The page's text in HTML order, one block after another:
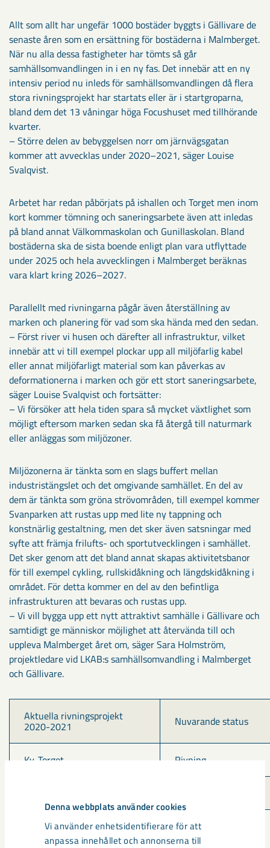
Denna webbplats använder cookies
Vi använder enhetsidentifierare för att
anpassa innehållet och annonserna till
Allt som allt har ungefär 1000 bostäder byggts i Gällivare de
senaste åren som en ersättning för bostäderna i Malmberget.
När nu alla dessa fastigheter har tömts så går
samhällsomvandlingen in i en ny fas. Det innebär att en ny
intensiv period nu inleds för samhällsomvandlingen då flera
stora rivningsprojekt har startats eller är i startgroparna,
bland dem det 13 våningar höga Focushuset med tillhörande
kvarter.
– Större delen av bebyggelsen norr om järnvägsgatan
kommer att avvecklas under 2020–2021, säger Louise
Svalqvist.
Arbetet har redan påbörjats på ishallen och Torget men inom
kort kommer tömning och saneringsarbete även att inledas
på bland annat Välkommaskolan och Gunillaskolan. Bland
bostäderna ska de sista boende enligt plan vara utflyttade
under 2025 och hela avvecklingen i Malmberget beräknas
vara klart kring 2026–2027.
Parallellt med rivningarna pågår även återställning av
marken och planering för vad som ska hända med den sedan.
– Först river vi husen och därefter all infrastruktur, vilket
innebär att vi till exempel plockar upp all miljöfarlig kabel
eller annat miljöfarligt material som kan påverkas av
deformationerna i marken och gör ett stort saneringsarbete,
säger Louise Svalqvist och fortsätter:
– Vi försöker att hela tiden spara så mycket växtlighet som
möjligt eftersom marken sedan ska få återgå till naturmark
eller anläggas som miljözoner.
Miljözonerna är tänkta som en slags buffert mellan
industristängslet och det omgivande samhället. En del av
dem är tänkta som gröna strövområden, till exempel kommer
Svanparken att rustas upp med lite ny tappning och
konstnärlig gestaltning, men det sker även satsningar med
syfte att främja frilufts- och sportutvecklingen i samhället.
Det sker genom att det bland annat skapas aktivitetsbanor
för till exempel cykling, rullskidåkning och längdskidåkning i
området. För detta kommer en del av den befintliga
infrastrukturen att bevaras och rustas upp.
– Vi vill bygga upp ett nytt attraktivt samhälle i Gällivare och
samtidigt ge människor möjlighet att återvända till och
uppleva Malmberget året om, säger Sara Holmström,
projektledare vid LKAB:s samhällsomvandling i Malmberget
och Gällivare.
Aktuella rivningsprojekt
2020-2021 Nuvarande status
Kv. Torget Rivning
Puoitak- och krokvägen
samt Gruvmuseet Rivning